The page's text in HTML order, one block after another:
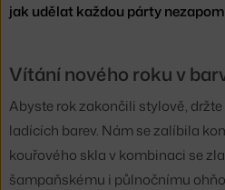
jak udělat každou párty
Vítání nového roku v
Abyste rok zakončili stylově,
ladících barev. Nám se zalíbila
kouřového skla v kombinaci se
šampaňskému i půlnočnímu